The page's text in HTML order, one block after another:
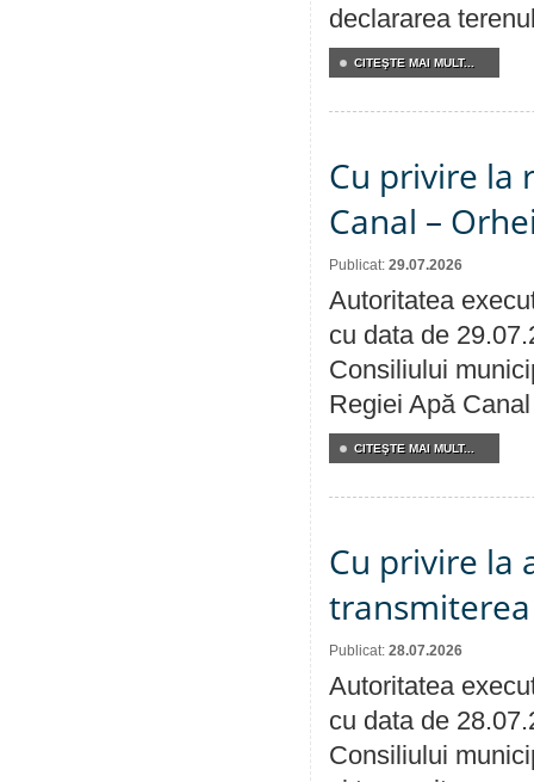
declararea
CITEŞTE MAI MULT...
Cu privire la
Canal –
Publicat: 29.07.2026
Autoritatea
cu data de
Consiliului
Regiei Apă
CITEŞTE MAI MULT...
Cu privire la
Publicat: 28.07.2026
Autoritatea
cu data de
Consiliului